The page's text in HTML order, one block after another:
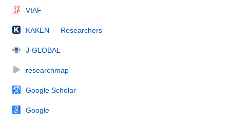
VIAF
KAKEN — Researchers
J-GLOBAL
researchmap
Google Scholar
Google